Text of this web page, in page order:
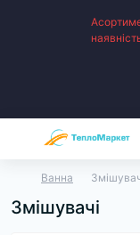
Ванна
Змішувачі